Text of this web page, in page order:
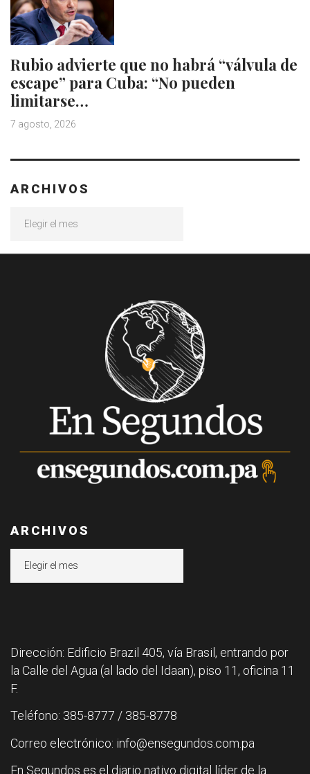
Rubio advierte que no habrá “válvula de
escape” para Cuba: “No pueden
limitarse…
7 agosto, 2026
ARCHIVOS
ARCHIVOS
Dirección: Edificio Brazil 405, vía Brasil, entrando por
la Calle del Agua (al lado del Idaan), piso 11, oficina 11
F.
Teléfono: 385-8777 / 385-8778
Correo electrónico: info@ensegundos.com.pa
En Segundos es el diario nativo digital líder de la